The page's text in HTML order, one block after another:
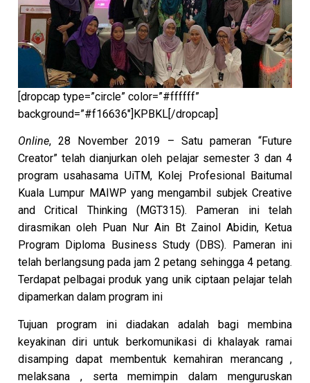
[dropcap type=”circle” color=”#ffffff”
background=”#f16636″]KPBKL[/dropcap]
Online, 28 November 2019 – Satu pameran “Future
Creator” telah dianjurkan oleh pelajar semester 3 dan 4
program usahasama UiTM, Kolej Profesional Baitumal
Kuala Lumpur MAIWP yang mengambil subjek Creative
and Critical Thinking (MGT315). Pameran ini telah
dirasmikan oleh Puan Nur Ain Bt Zainol Abidin, Ketua
Program Diploma Business Study (DBS). Pameran ini
telah berlangsung pada jam 2 petang sehingga 4 petang.
Terdapat pelbagai produk yang unik ciptaan pelajar telah
dipamerkan dalam program ini
Tujuan program ini diadakan adalah bagi membina
keyakinan diri untuk berkomunikasi di khalayak ramai
disamping dapat membentuk kemahiran merancang ,
melaksana , serta memimpin dalam menguruskan